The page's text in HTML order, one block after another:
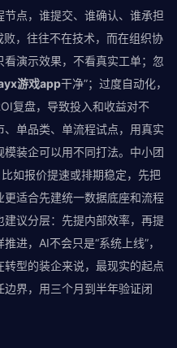
点，谁提交、谁确认、谁承担
，往往不在技术，而在组织协
演示效果，不看真实工单；忽
游戏app干净”；过度自动化，
复盘，导致投入和收益对不
、单品类、单流程试点，用真实
装企可以用不同打法。中小团
如报价提速或排期稳定，先把
适合先建统一数据底座和流程
议分层：先提内部效率，再提
进，AI不会只是“系统上线”，
型的装企来说，最现实的起点
界，用三个月到半年验证闭